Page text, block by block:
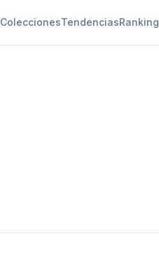
ColeccionesTendenciasRanking